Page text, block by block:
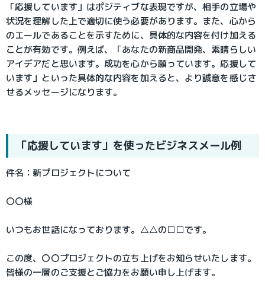
「応援しています」はポジティブな表現ですが、相手の立場や
状況を理解した上で適切に使う必要があります。また、心から
のエールであることを示すために、具体的な内容を付け加える
ことが有効です。例えば、「あなたの新商品開発、素晴らしい
アイデアだと思います。成功を心から願っています。応援して
います」といった具体的な内容を加えると、より誠意を感じさ
せるメッセージになります。
「応援しています」を使ったビジネスメール例
件名：新プロジェクトについて
〇〇様
いつもお世話になっております。△△の□□です。
この度、〇〇プロジェクトの立ち上げをお知らせいたします。
皆様の一層のご支援とご協力をお願い申し上げます。